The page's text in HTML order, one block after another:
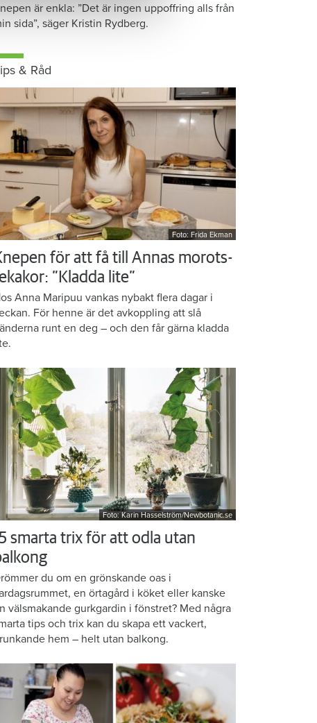
är enkla: ”Det är ingen uppoffring alls från
sida”, säger Kristin Rydberg.
& Råd
Foto: Frida Ekman
för att få till Annas morots-
”Kladda lite”
Anna Maripuu vankas nybakt flera dagar i
För henne är det avkoppling att slå
runt en deg – och den får gärna kladda
Foto: Karin Hasselström/Newbotanic.se
smarta trix för att odla utan
du om en grönskande oas i
en örtagård i köket eller kanske
välsmakande gurkgardin i fönstret? Med några
tips och trix kan du skapa ett vackert,
hem – helt utan balkong.